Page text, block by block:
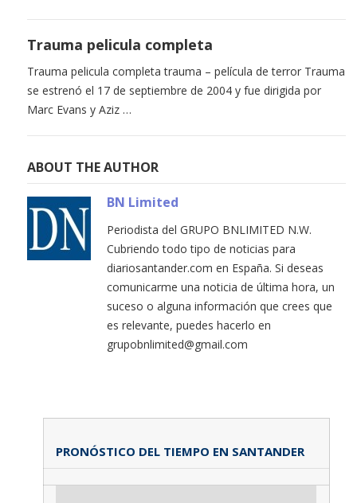
Trauma pelicula completa
Trauma pelicula completa trauma – película de terror Trauma
se estrenó el 17 de septiembre de 2004 y fue dirigida por
Marc Evans y Aziz …
ABOUT THE AUTHOR
BN Limited
Periodista del GRUPO BNLIMITED N.W.
Cubriendo todo tipo de noticias para
diariosantander.com en España. Si deseas
comunicarme una noticia de última hora, un
suceso o alguna información que crees que
es relevante, puedes hacerlo en
grupobnlimited@gmail.com
PRONÓSTICO DEL TIEMPO EN SANTANDER